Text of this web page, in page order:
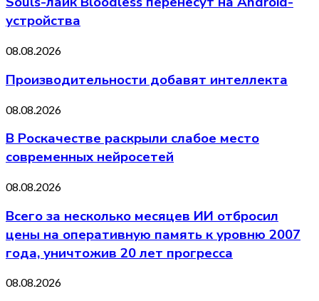
устройства
08.08.2026
Производительности добавят интеллекта
08.08.2026
В Роскачестве раскрыли слабое место
современных нейросетей
08.08.2026
Всего за несколько месяцев ИИ отбросил
цены на оперативную память к уровню 2007
года, уничтожив 20 лет прогресса
08.08.2026